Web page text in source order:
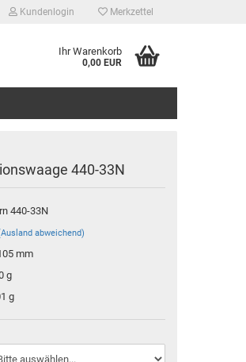
Kundenlogin Merkzettel
Ihr Warenkorb
0,00 EUR
440-33N
440-33N
abweichend)
mm
g
g